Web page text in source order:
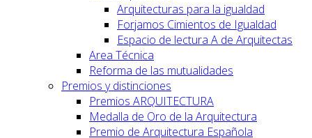
Arquitecturas para la igualdad
Forjamos Cimientos de Igualdad
Espacio de lectura A de Arquitectas
Area Técnica
Reforma de las mutualidades
Premios y distinciones
Premios ARQUITECTURA
Medalla de Oro de la Arquitectura
Premio de Arquitectura Española